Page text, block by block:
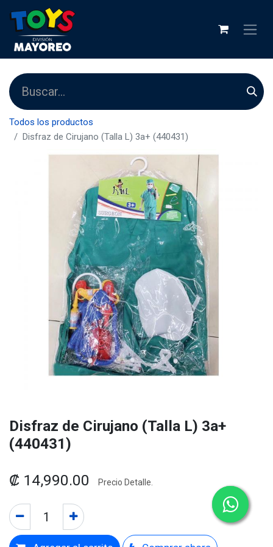
Todos los productos
Disfraz de Cirujano (Talla L) 3a+ (440431)
Disfraz de Cirujano (Talla L) 3a+
(440431)
₡ 14,990.00 Precio Detalle.